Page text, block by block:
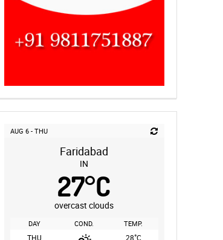
AUG 6 - THU
Faridabad
IN
27°C
overcast clouds
DAY COND. TEMP.
THU 28°C